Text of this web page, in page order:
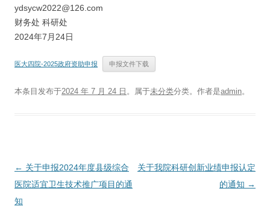
ydsycw2022@126.com
财务处 科研处
2024年7月24日
医大四院-2025政府资助申报 申报文件下载
本条目发布于2024 年 7 月 24 日 。属于未分类分类。 作者是admin。
文
章
导
← 关于申报2024年度县级综合
医院适宜卫生技术推广项目的通
知
关于我院科研创新业绩申报认定
的通知 →